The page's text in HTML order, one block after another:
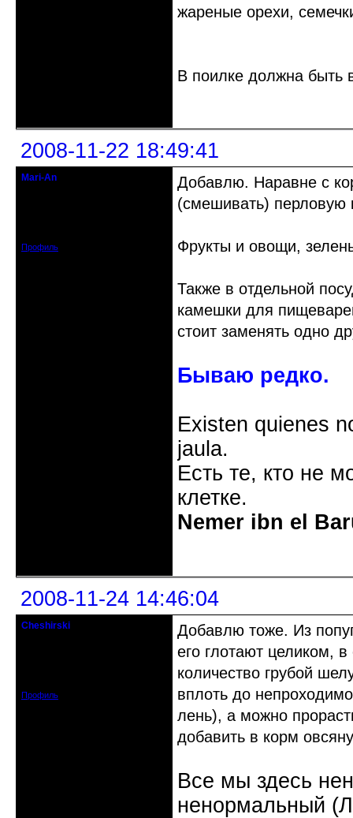
жареные орехи,
В поилке должна быть
2008-11-22 18:49:41
Mari-An
Профиль
Добавлю. Наравне с
(смешивать) перловую
Фрукты и овощи,
Также в отдельной
камешки для
стоит заменять одно
Бываю редко.
Existen quienes
jaula.
Есть те, кто не
клетке.
Nemer ibn el
2008-11-24 14:46:04
Cheshirski
Профиль
Добавлю тоже. Из
его глотают целиком,
количество грубой
вплоть до
лень), а можно
добавить в корм
Все мы здесь
ненормальный